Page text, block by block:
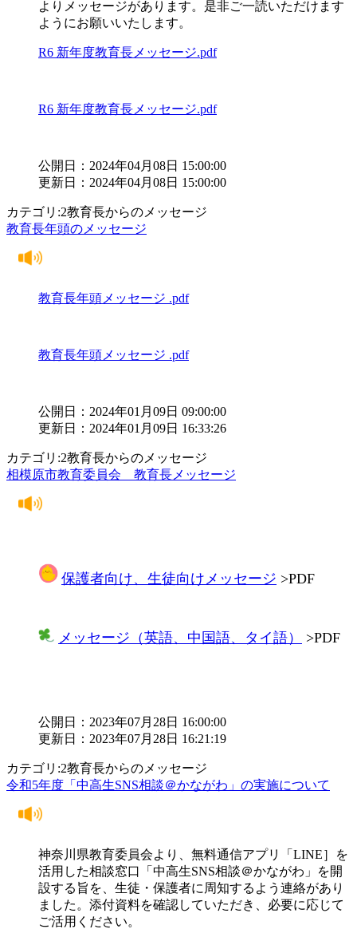
よりメッセージがあります。是非ご一読いただけます
ようにお願いいたします。
R6 新年度教育長メッセージ.pdf
R6 新年度教育長メッセージ.pdf
公開日：2024年04月08日 15:00:00
更新日：2024年04月08日 15:00:00
カテゴリ:2教育長からのメッセージ
教育長年頭のメッセージ
教育長年頭メッセージ .pdf
教育長年頭メッセージ .pdf
公開日：2024年01月09日 09:00:00
更新日：2024年01月09日 16:33:26
カテゴリ:2教育長からのメッセージ
相模原市教育委員会 教育長メッセージ
保護者向け、生徒向けメッセージ >PDF
メッセージ（英語、中国語、タイ語） >PDF
公開日：2023年07月28日 16:00:00
更新日：2023年07月28日 16:21:19
カテゴリ:2教育長からのメッセージ
令和5年度「中高生SNS相談＠かながわ」の実施について
神奈川県教育委員会より、無料通信アプリ「LINE］を
活用した相談窓口「中高生SNS相談＠かながわ」を開
設する旨を、生徒・保護者に周知するよう連絡があり
ました。添付資料を確認していただき、必要に応じて
ご活用ください。